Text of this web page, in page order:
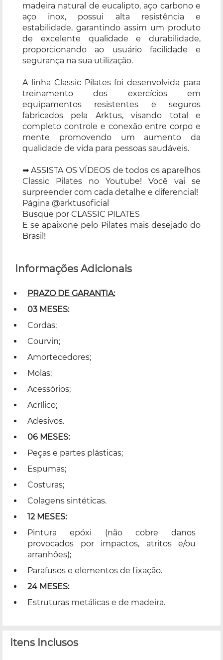
madeira natural de eucalipto, aço carbono e
aço inox, possui alta resistência e
estabilidade, garantindo assim um produto
de excelente qualidade e durabilidade,
proporcionando ao usuário facilidade e
segurança na sua utilização.
A linha Classic Pilates foi desenvolvida para
treinamento dos exercícios em
equipamentos resistentes e seguros
fabricados pela Arktus, visando total e
completo controle e conexão entre corpo e
mente promovendo um aumento da
qualidade de vida para pessoas saudáveis.
➡ ASSISTA OS VÍDEOS de todos os aparelhos
Classic Pilates no Youtube! Você vai se
surpreender com cada detalhe e diferencial!
Página @arktusoficial
Busque por CLASSIC PILATES
E se apaixone pelo Pilates mais desejado do
Brasil!
Informações Adicionais
PRAZO DE GARANTIA:
03 MESES:
Cordas;
Courvin;
Amortecedores;
Molas;
Acessórios;
Acrílico;
Adesivos.
06 MESES:
Peças e partes plásticas;
Espumas;
Costuras;
Colagens sintéticas.
12 MESES:
Pintura epóxi (não cobre danos
provocados por impactos, atritos e/ou
arranhões);
Parafusos e elementos de fixação.
24 MESES:
Estruturas metálicas e de madeira.
Itens Inclusos